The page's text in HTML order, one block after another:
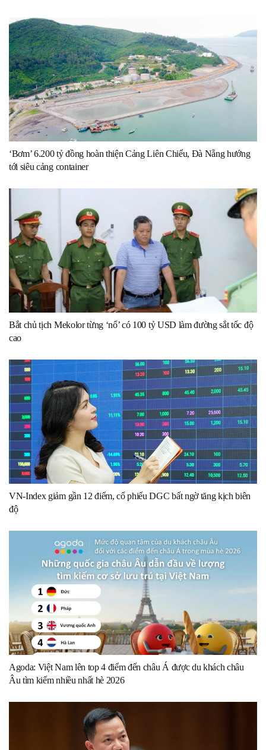
‘Bơm’ 6.200 tỷ đồng hoàn thiện Cảng Liên Chiểu, Đà Nẵng hướng
tới siêu cảng container
Bắt chủ tịch Mekolor từng ‘nổ’ có 100 tỷ USD làm đường sắt tốc độ
cao
VN-Index giảm gần 12 điểm, cổ phiếu DGC bất ngờ tăng kịch biên
độ
Agoda: Việt Nam lên top 4 điểm đến châu Á được du khách châu
Âu tìm kiếm nhiều nhất hè 2026